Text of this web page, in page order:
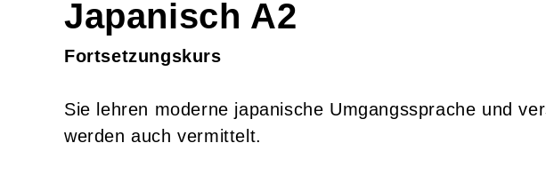
Japanisch A2
Fortsetzungskurs
Sie lehren moderne japanische Umgangssprache und
werden auch vermittelt.